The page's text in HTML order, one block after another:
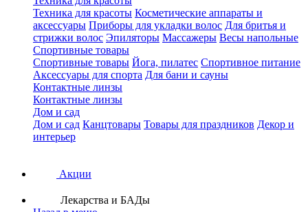
Техника для красоты Косметические аппараты и
аксессуары Приборы для укладки волос Для бритья и
стрижки волос Эпиляторы Массажеры Весы напольные
Спортивные товары
Спортивные товары Йога, пилатес Спортивное питание
Аксессуары для спорта Для бани и сауны
Контактные линзы
Контактные линзы
Дом и сад
Дом и сад Канцтовары Товары для праздников Декор и
интерьер
Акции
Лекарства и БАДы